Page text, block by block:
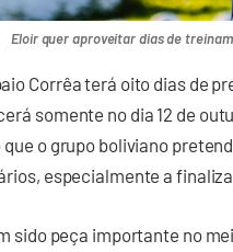
Eloir quer aproveitar dias de
Corrêa terá oito dias de
somente no dia 12 de
que o grupo boliviano
especialmente a
sido peça importante no